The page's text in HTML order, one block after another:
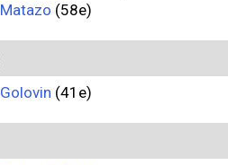
Matazo (58e)
Golovin (41e)